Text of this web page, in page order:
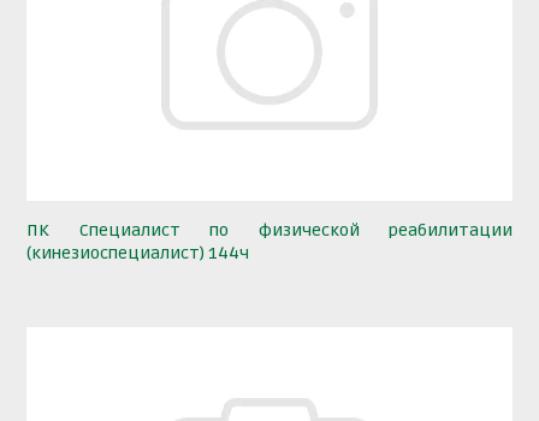
ПК Специалист по физической реабилитации
(кинезиоспециалист) 144ч